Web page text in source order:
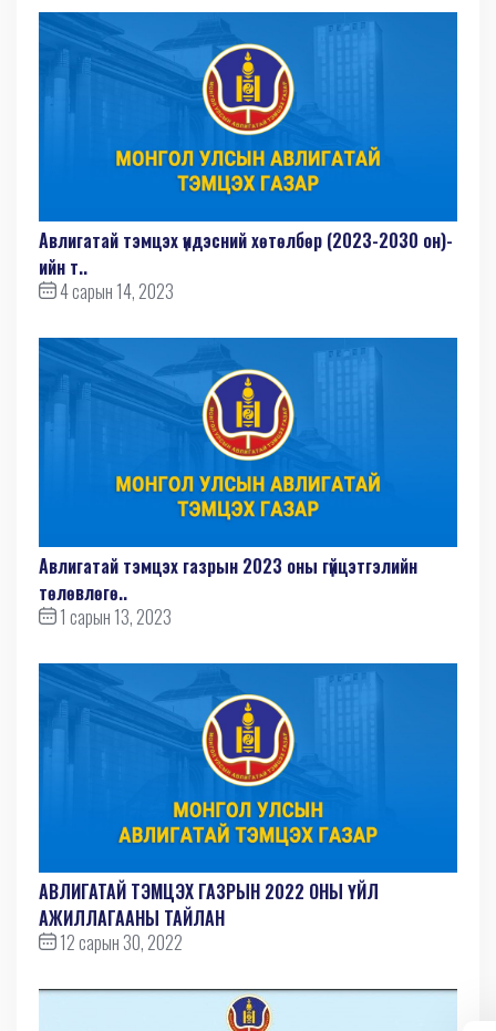
Авлигатай тэмцэх үндэсний хөтөлбөр (2023-2030 он)-
ийн т..
4 сарын 14, 2023
Авлигатай тэмцэх газрын 2023 оны гүйцэтгэлийн
төлөвлөгө..
1 сарын 13, 2023
АВЛИГАТАЙ ТЭМЦЭХ ГАЗРЫН 2022 ОНЫ ҮЙЛ
АЖИЛЛАГААНЫ ТАЙЛАН
12 сарын 30, 2022